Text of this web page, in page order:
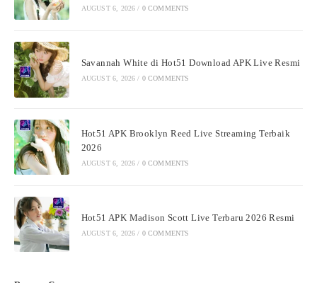
AUGUST 6, 2026 / 0 COMMENTS
Savannah White di Hot51 Download APK Live Resmi
AUGUST 6, 2026 / 0 COMMENTS
Hot51 APK Brooklyn Reed Live Streaming Terbaik
2026
AUGUST 6, 2026 / 0 COMMENTS
Hot51 APK Madison Scott Live Terbaru 2026 Resmi
AUGUST 6, 2026 / 0 COMMENTS